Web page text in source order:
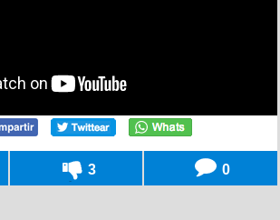
3 0